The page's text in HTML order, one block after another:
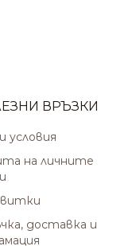
ВРЪЗКИ
условия
на личните
доставка и